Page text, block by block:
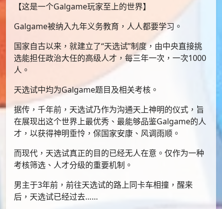
【这是一个Galgame玩家至上的世界】
Galgame被纳入九年义务教育，人人都要学习。
国家自古以来，就建立了“天选试”制度，由中央直接挑
选能担任政治大任的高级人才，每三年一次，一次1000
人。
天选试中均为Galgame题目及相关考核。
据传，千年前，天选试乃作为沟通天上神明的仪式，旨
在展现出这个世界上最优秀、最能够品鉴Galgame的人
才，以获得神明垂怜，保国家安康、风调雨顺。
而现代，天选试真正的目的已经无人在意。仅作为一种
考核筛选、人才分级的重要机制。
男主于3年前，前往天选试的路上同卡车相撞，醒来
后，天选试已经过去……